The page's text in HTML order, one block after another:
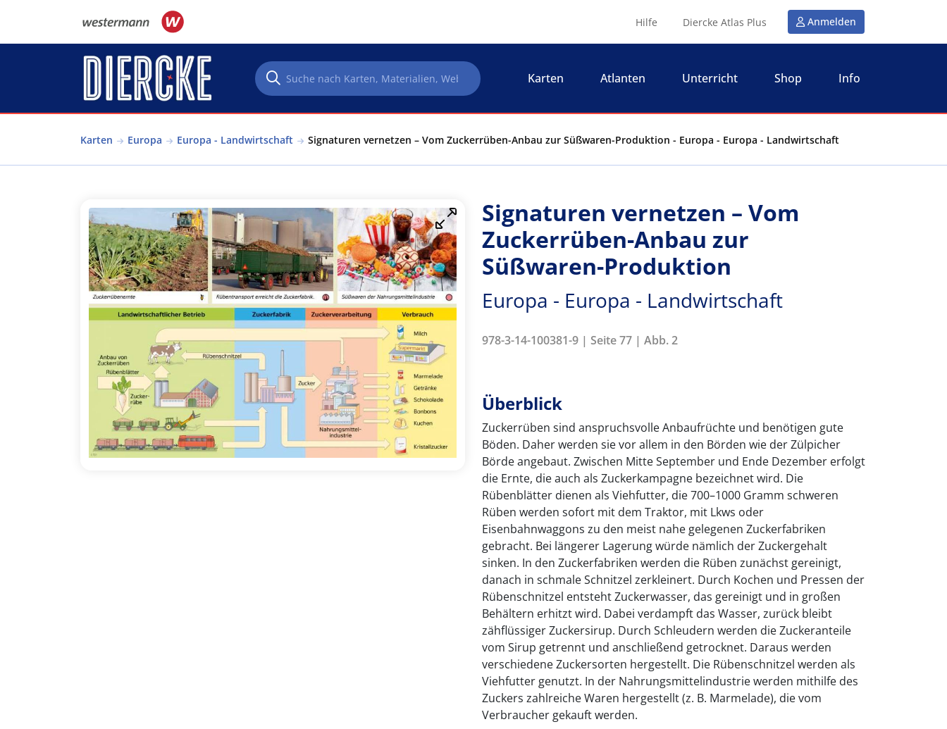
Hilfe Diercke Atlas Plus Anmelden
Karten Atlanten Unterricht Shop Info
Karten Europa Europa - Landwirtschaft Signaturen vernetzen – Vom Zuckerrüben-Anbau zur Süßwaren-Produktion - Europa - Europa - Landwirtschaft
Signaturen vernetzen – Vom
Zuckerrüben-Anbau zur
Süßwaren-Produktion
Europa - Europa - Landwirtschaft
978-3-14-100381-9 | Seite 77 | Abb. 2
Überblick
Zuckerrüben sind anspruchsvolle Anbaufrüchte und benötigen gute
Böden. Daher werden sie vor allem in den Börden wie der Zülpicher
Börde angebaut. Zwischen Mitte September und Ende Dezember erfolgt
die Ernte, die auch als Zuckerkampagne bezeichnet wird. Die
Rübenblätter dienen als Viehfutter, die 700–1000 Gramm schweren
Rüben werden sofort mit dem Traktor, mit Lkws oder
Eisenbahnwaggons zu den meist nahe gelegenen Zuckerfabriken
gebracht. Bei längerer Lagerung würde nämlich der Zuckergehalt
sinken. In den Zuckerfabriken werden die Rüben zunächst gereinigt,
danach in schmale Schnitzel zerkleinert. Durch Kochen und Pressen der
Rübenschnitzel entsteht Zuckerwasser, das gereinigt und in großen
Behältern erhitzt wird. Dabei verdampft das Wasser, zurück bleibt
zähflüssiger Zuckersirup. Durch Schleudern werden die Zuckeranteile
vom Sirup getrennt und anschließend getrocknet. Daraus werden
verschiedene Zuckersorten hergestellt. Die Rübenschnitzel werden als
Viehfutter genutzt. In der Nahrungsmittelindustrie werden mithilfe des
Zuckers zahlreiche Waren hergestellt (z. B. Marmelade), die vom
Verbraucher gekauft werden.